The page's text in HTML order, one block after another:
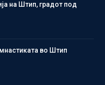
на Штип, градот под
во Штип